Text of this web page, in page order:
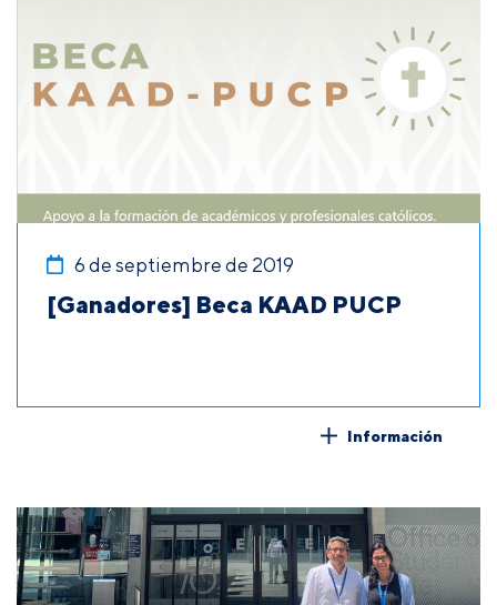
6 de septiembre de 2019
[Ganadores] Beca KAAD PUCP
Información